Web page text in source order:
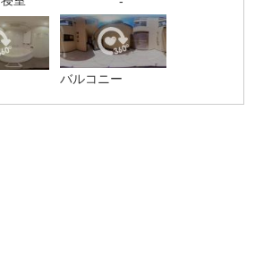
バルコニー